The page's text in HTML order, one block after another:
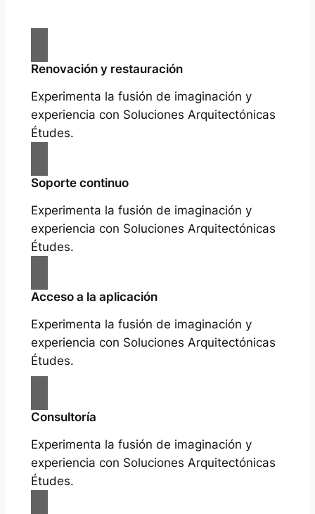
Renovación y restauración
Experimenta la fusión de imaginación y
experiencia con Soluciones Arquitectónicas
Études.
Soporte continuo
Experimenta la fusión de imaginación y
experiencia con Soluciones Arquitectónicas
Études.
Acceso a la aplicación
Experimenta la fusión de imaginación y
experiencia con Soluciones Arquitectónicas
Études.
Consultoría
Experimenta la fusión de imaginación y
experiencia con Soluciones Arquitectónicas
Études.